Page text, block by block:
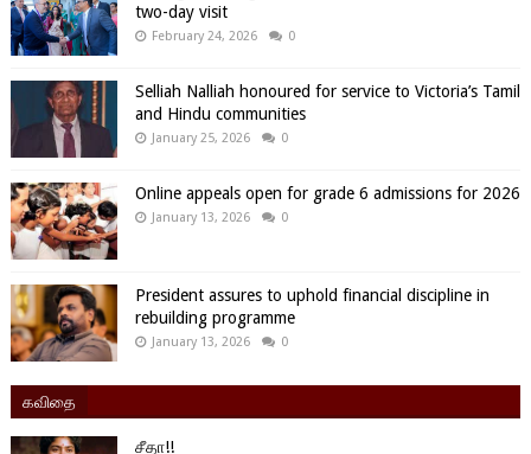
two-day visit
February 24, 2026 0
Selliah Nalliah honoured for service to Victoria’s Tamil
and Hindu communities
January 25, 2026 0
Online appeals open for grade 6 admissions for 2026
January 13, 2026 0
President assures to uphold financial discipline in
rebuilding programme
January 13, 2026 0
கவிதை
சீதா!!